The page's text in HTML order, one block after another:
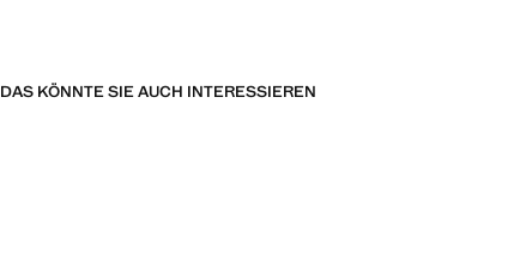
DAS KÖNNTE SIE AUCH INTERESSIEREN